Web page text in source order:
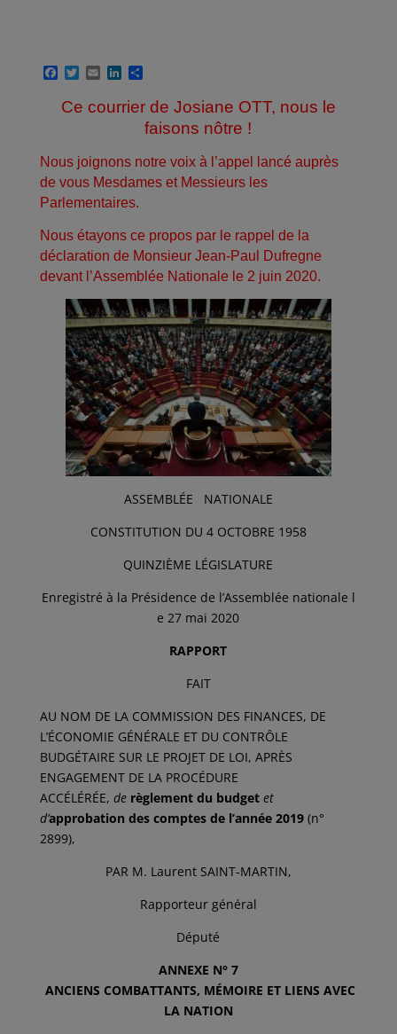
F
c
e
o
k
T
i
t
r
E
a
i
L
n
k
I
n
P
r
t
a
e
r
Ce courrier de Josiane OTT, nous le
faisons nôtre !
Nous joignons notre voix à l’appel lancé auprès
de vous Mesdames et Messieurs les
Parlementaires.
Nous étayons ce propos par le rappel de la
déclaration de Monsieur Jean-Paul Dufregne
devant l’Assemblée Nationale le 2 juin 2020.
ASSEMBLÉE NATIONALE
CONSTITUTION DU 4 OCTOBRE 1958
QUINZIÈME LÉGISLATURE
Enregistré à la Présidence de l’Assemblée nationale l
e 27 mai 2020
RAPPORT
FAIT
AU NOM DE LA COMMISSION DES FINANCES, DE
L’ÉCONOMIE GÉNÉRALE ET DU CONTRÔLE
BUDGÉTAIRE SUR LE PROJET DE LOI, APRÈS
ENGAGEMENT DE LA PROCÉDURE
ACCÉLÉRÉE, derèglement du budget et
d’approbation des comptes de l’année 2019 (n°
2899),
PAR M. Laurent SAINT-MARTIN,
Rapporteur général
Député
ANNEXE N° 7
ANCIENS COMBATTANTS, MÉMOIRE ET LIENS AVEC
LA NATION